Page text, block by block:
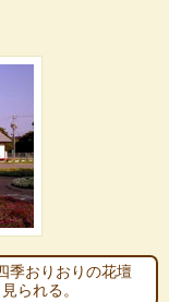
季おりおりの花壇
られる。